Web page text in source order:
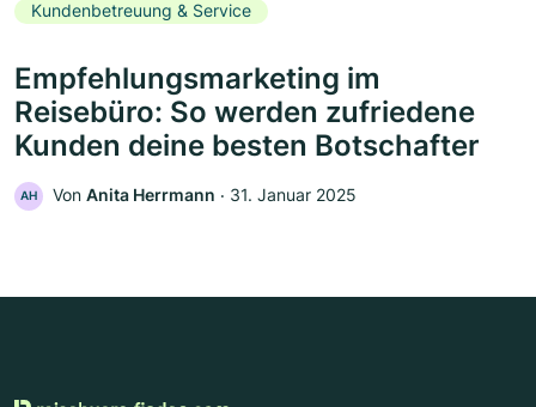
Kundenbetreuung & Service
Empfehlungsmarketing im
Reisebüro: So werden zufriedene
Kunden deine besten Botschafter
AH Von Anita Herrmann ‧ 31. Januar 2025